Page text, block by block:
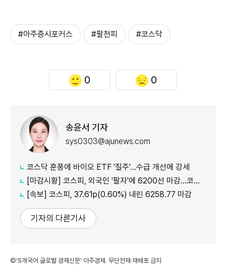
#아주증시포커스 #팔천피 #코스닥
0 0
송윤서 기자
sys0303@ajunews.com
코스닥 훈풍에 바이오 ETF '질주'…수급 개선에 강세
[마감시황] 코스피, 외국인 '팔자'에 6200선 마감…코스닥도 하락
[속보] 코스피, 37.61p(0.60%) 내린 6258.77 마감
기자의 다른기사
©'5개국어 글로벌 경제신문' 아주경제. 무단전재·재배포 금지